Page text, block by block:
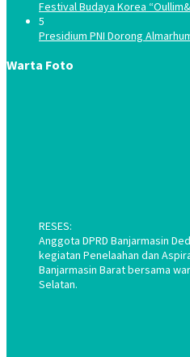
Festival Budaya Korea
5
Presidium PNI Dorong
Warta Foto
RESES:
Anggota DPRD Banjarmasin
kegiatan Penelaahan dan
Banjarmasin Barat bersama
Selatan.